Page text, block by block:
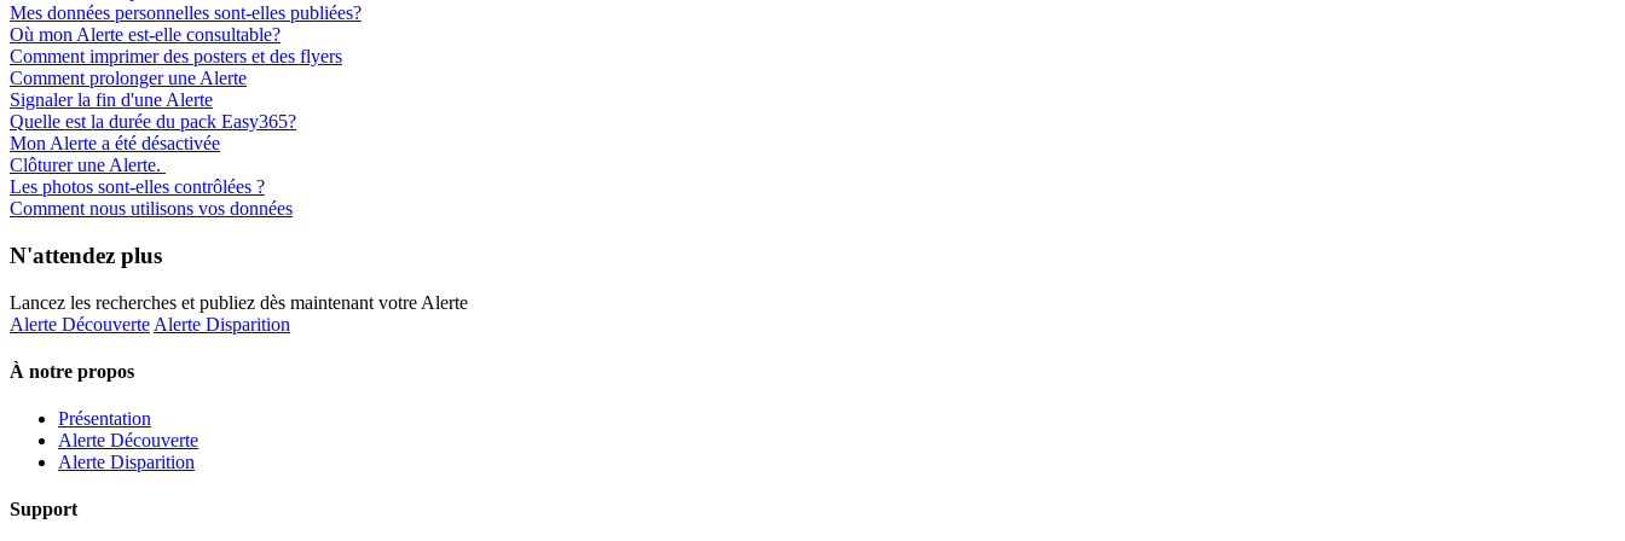
Mes données personnelles sont-elles publiées?
Où mon Alerte est-elle consultable?
Comment imprimer des posters et des flyers
Comment prolonger une Alerte
Signaler la fin d'une Alerte
Quelle est la durée du pack Easy365?
Mon Alerte a été désactivée
Clôturer une Alerte.
Les photos sont-elles contrôlées ?
Comment nous utilisons vos données
N'attendez plus
Lancez les recherches et publiez dès maintenant votre Alerte
Alerte Découverte Alerte Disparition
À notre propos
Présentation
Alerte Découverte
Alerte Disparition
Support